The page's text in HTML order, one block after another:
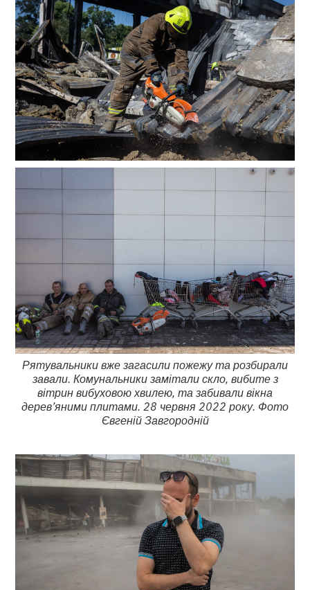
Рятувальники вже загасили пожежу та розбирали
завали. Комунальники замітали скло, вибите з
вітрин вибуховою хвилею, та забивали вікна
дерев’яними плитами. 28 червня 2022 року. Фото
Євгеній Завгородній